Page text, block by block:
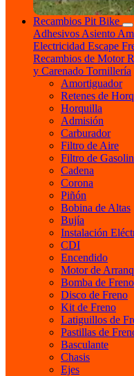
Recambios Pit Bike
Adhesivos Asiento
Electricidad Escape
Recambios de Motor
y Carenado Tornillería
Amortiguador
Retenes de
Horquilla
Admisión
Carburador
Filtro de Aire
Filtro de
Cadena
Corona
Piñón
Bobina de Altas
Bujía
Instalación
CDI
Encendido
Motor de
Bomba de Freno
Disco de Freno
Kit de Freno
Latiguillos de
Pastillas de
Basculante
Chasis
Ejes